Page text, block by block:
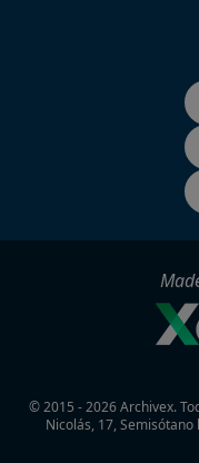
© 2015 - 2026 Archivex.
Nicolás, 17,